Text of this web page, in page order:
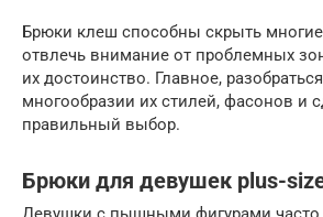
Брюки клеш способны скрыть многие
отвлечь внимание от проблемных
их достоинство. Главное,
многообразии их стилей, фасонов и
правильный выбор.
Брюки для девушек plus-